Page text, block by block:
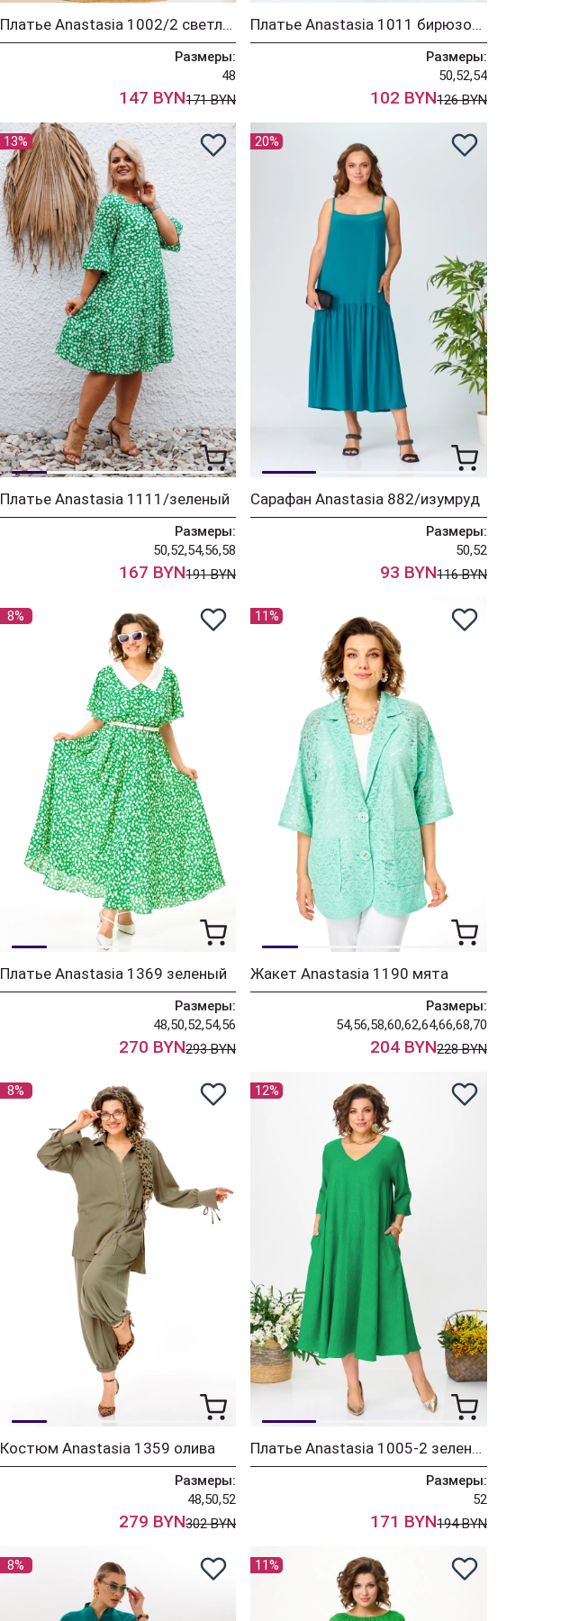
Платье Anastasia 1002/2 светло-зеленый
Размеры:
48
147 BYN171 BYN
Платье Anastasia 1011 бирюзовый
Размеры:
50,52,54
102 BYN126 BYN
13%
Платье Anastasia 1111/зеленый
Размеры:
50,52,54,56,58
167 BYN191 BYN
20%
Сарафан Anastasia 882/изумруд
Размеры:
50,52
93 BYN116 BYN
8%
Платье Anastasia 1369 зеленый
Размеры:
48,50,52,54,56
270 BYN293 BYN
11%
Жакет Anastasia 1190 мята
Размеры:
54,56,58,60,62,64,66,68,70
204 BYN228 BYN
8%
Костюм Anastasia 1359 олива
Размеры:
48,50,52
279 BYN302 BYN
12%
Платье Anastasia 1005-2 зеленый
Размеры:
52
171 BYN194 BYN
8% 11%